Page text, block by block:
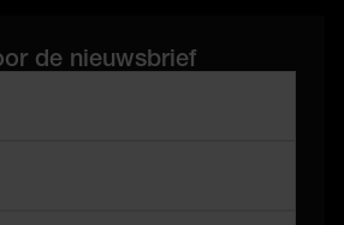
de nieuwsbrief